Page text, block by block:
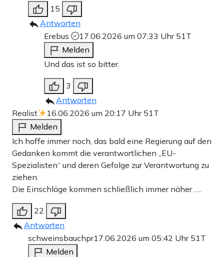
15
Antworten
Erebus
17.06.2026 um 07:33 Uhr 51T
Melden
Und das ist so bitter.
3
Antworten
Realist
16.06.2026 um 20:17 Uhr 51T
Melden
Ich hoffe immer noch, das bald eine Regierung auf den
Gedanken kommt die verantwortlichen „EU-
Spezialisten“ und deren Gefolge zur Verantwortung zu
ziehen.
Die Einschläge kommen schließlich immer näher ….
22
Antworten
schweinsbauchpr17.06.2026 um 05:42 Uhr 51T
Melden